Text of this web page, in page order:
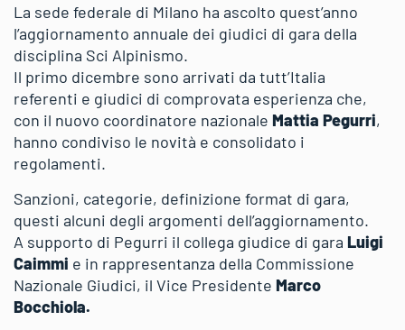
La sede federale di Milano ha ascolto quest’anno
l’aggiornamento annuale dei giudici di gara della
disciplina Sci Alpinismo.
Il primo dicembre sono arrivati da tutt’Italia
referenti e giudici di comprovata esperienza che,
con il nuovo coordinatore nazionale Mattia Pegurri,
hanno condiviso le novità e consolidato i
regolamenti.
Sanzioni, categorie, definizione format di gara,
questi alcuni degli argomenti dell’aggiornamento.
A supporto di Pegurri il collega giudice di gara Luigi
Caimmi e in rappresentanza della Commissione
Nazionale Giudici, il Vice Presidente Marco
Bocchiola.